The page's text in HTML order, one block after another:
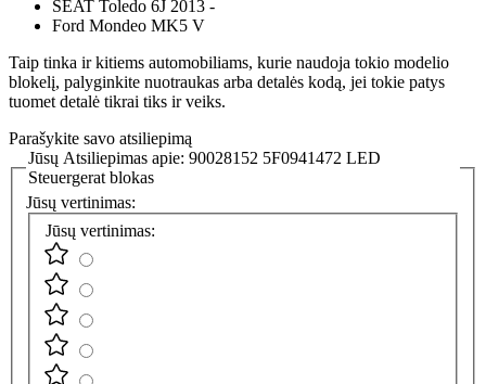
SEAT Toledo 6J 2013 -
Ford Mondeo MK5 V
Taip tinka ir kitiems automobiliams, kurie naudoja tokio modelio
blokelį, palyginkite nuotraukas arba detalės kodą, jei tokie patys
tuomet detalė tikrai tiks ir veiks.
Parašykite savo atsiliepimą
Jūsų Atsiliepimas apie: 90028152 5F0941472 LED
Steuergerat blokas
Jūsų vertinimas:
Jūsų vertinimas: